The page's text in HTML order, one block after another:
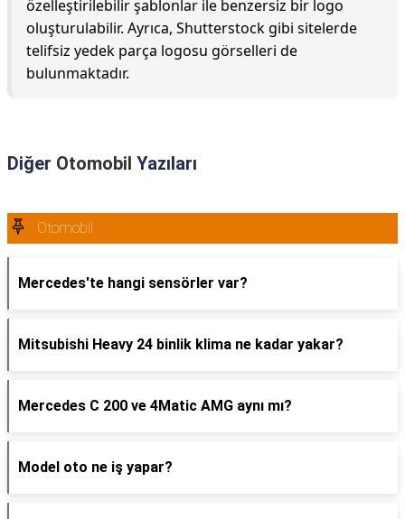
özelleştirilebilir şablonlar ile benzersiz bir logo
oluşturulabilir. Ayrıca, Shutterstock gibi sitelerde
telifsiz yedek parça logosu görselleri de
bulunmaktadır.
Diğer Otomobil Yazıları
Otomobil
Mercedes'te hangi sensörler var?
Mitsubishi Heavy 24 binlik klima ne kadar yakar?
Mercedes C 200 ve 4Matic AMG aynı mı?
Model oto ne iş yapar?